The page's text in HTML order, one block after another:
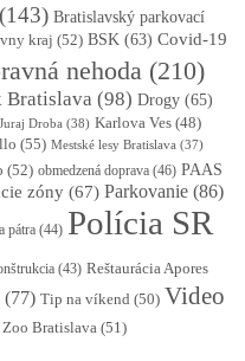
(143) Bratislavský parkovací
kraj (52) BSK (63) Covid-19
nehoda (210)
Bratislava (98) Drogy (65)
Juraj Droba (38) Karlova Ves (48)
(55) Mestské lesy Bratislava (37)
(52) obmedzená doprava (46) PAAS
zóny (67) Parkovanie (86)
pátra (44) Polícia SR
(43) Reštaurácia Apores
(77) Tip na víkend (50) Video
Zoo Bratislava (51)